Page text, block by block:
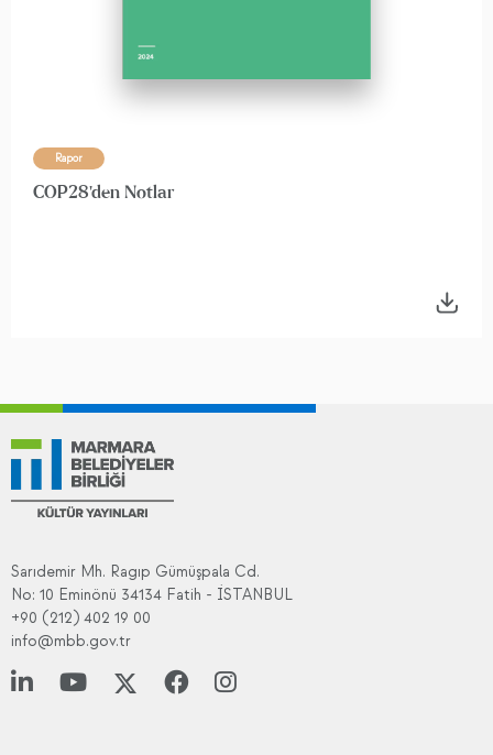
Rapor
COP28'den Notlar
Sarıdemir Mh. Ragıp Gümüşpala Cd.
No: 10 Eminönü 34134 Fatih - İSTANBUL
+90 (212) 402 19 00
info@mbb.gov.tr